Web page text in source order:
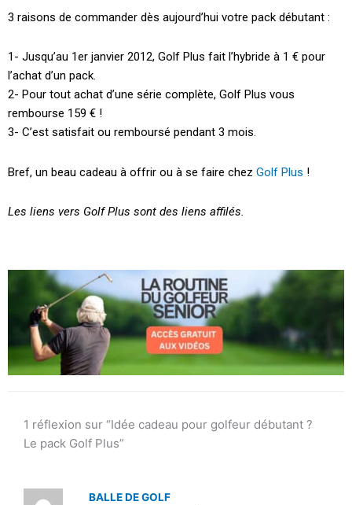
3 raisons de commander dès aujourd’hui votre pack débutant :
1- Jusqu’au 1er janvier 2012, Golf Plus fait l’hybride à 1 € pour
l’achat d’un pack.
2- Pour tout achat d’une série complète, Golf Plus vous
rembourse 159 € !
3- C’est satisfait ou remboursé pendant 3 mois.
Bref, un beau cadeau à offrir ou à se faire chez Golf Plus !
Les liens vers Golf Plus sont des liens affilés.
1 réflexion sur “Idée cadeau pour golfeur débutant ?
Le pack Golf Plus”
BALLE DE GOLF